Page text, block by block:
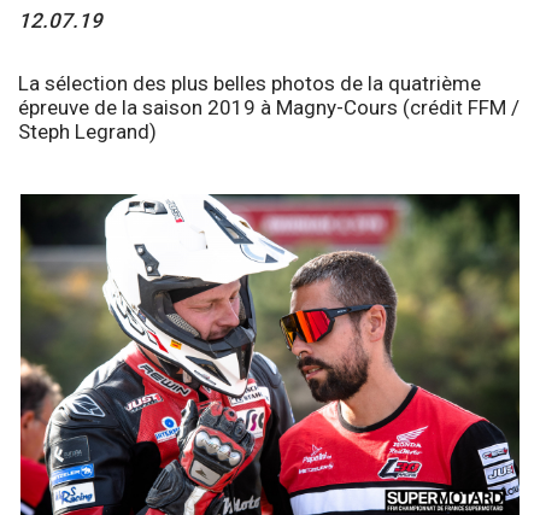
12.07.19
La sélection des plus belles photos de la quatrième
épreuve de la saison 2019 à Magny-Cours (crédit FFM /
Steph Legrand)